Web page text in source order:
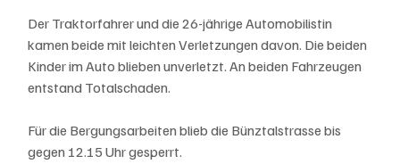
Der Traktorfahrer und die 26-jährige Automobilistin
kamen beide mit leichten Verletzungen davon. Die beiden
Kinder im Auto blieben unverletzt. An beiden Fahrzeugen
entstand Totalschaden.
Für die Bergungsarbeiten blieb die Bünztalstrasse bis
gegen 12.15 Uhr gesperrt.